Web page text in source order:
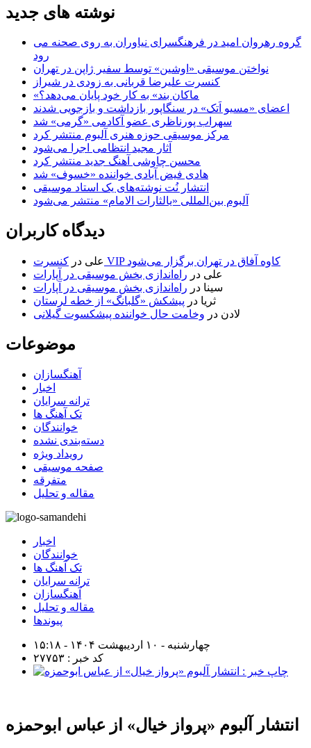
نوشته های جدید
گروه رهروان امید در فرهنگسرای نیاوران به روی صحنه می
رود
نواختن موسیقی «اوشین» توسط سفیر ژاپن در تهران
کنسرت علیرضا قربانی به زودی در شیراز
«ماکان بند» به کار خود پایان می‌دهد؟
اعضای «مسیو اَتک» در سنگاپور بازداشت و بازجویی شدند
سهراب پورناظری عضو آکادمی «گرمی» شد
مرکز موسیقی حوزه هنری آلبوم منتشر کرد
آثار مجید انتظامی اجرا می‌شود
محسن چاوشی آهنگ جدید منتشر کرد
هادی فیض آبادی خواننده «خسوف» شد
انتشار نُت نوشته‌های یک استاد موسیقی
آلبوم بین‌المللی «یالثارات الامام» منتشر می‌شود
دیدگاه کاربران
علی در
کنسرت VIP کاوه آفاق در تهران برگزار می‌شود
علی در راه‌اندازی بخش موسیقی در آپارات
سینا در راه‌اندازی بخش موسیقی در آپارات
ثریا در پیشکش «گلبانگ» از خطه لرستان
لادن در وخامت حال خواننده پیشکسوت گیلانی
موضوعات
آهنگسازان
اخبار
ترانه سرایان
تک آهنگ ها
خوانندگان
دسته‌بندی نشده
رویداد ویژه
صفحه موسیقی
متفرقه
مقاله و تحلیل
اخبار
خوانندگان
تک آهنگ ها
ترانه سرایان
آهنگسازان
مقاله و تحلیل
پیوندها
چهارشنبه - ۱۰ اردیبهشت ۱۴۰۴ - ۱۵:۱۸
کد خبر : ۲۷۷۵۳
انتشار آلبوم «پرواز خیال» از عباس ابوحمزه